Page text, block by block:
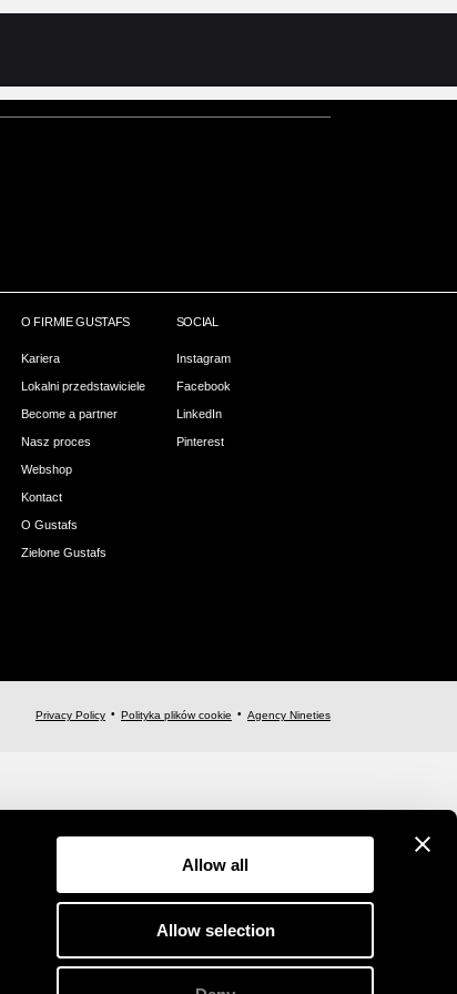
Allow all
Allow selection
O FIRMIE GUSTAFS
Kariera
Lokalni przedstawiciele
Become a partner
Nasz proces
Webshop
Kontact
O Gustafs
Zielone Gustafs
SOCIAL
Instagram
Facebook
LinkedIn
Pinterest
Privacy Policy Polityka plików cookie Agency Nineties